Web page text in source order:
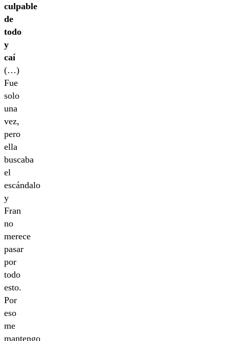
culpable
de
todo
y
caí
(…)
Fue
solo
una
vez,
pero
ella
buscaba
el
escándalo
y
Fran
no
merece
pasar
por
todo
esto.
Por
eso
me
mantengo